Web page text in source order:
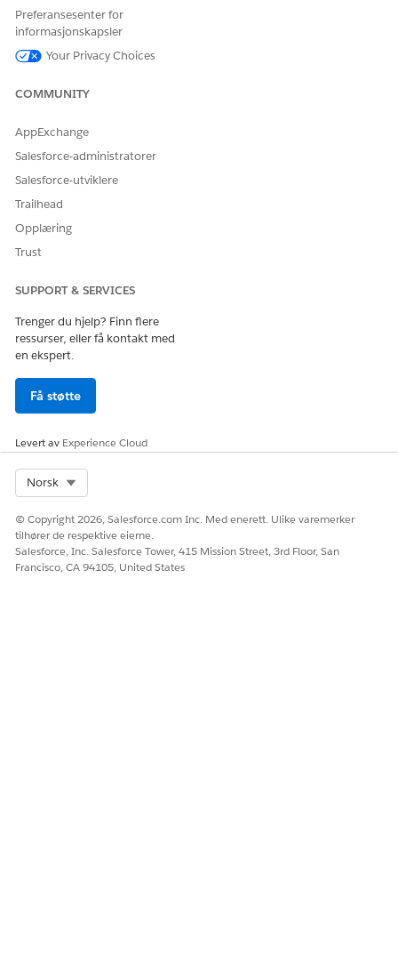
La oss få vite det slik at vi kan forbedre!
Preferansesenter for
informasjonskapsler
Your Privacy Choices
COMMUNITY
AppExchange
Salesforce-administratorer
Salesforce-utviklere
Trailhead
Opplæring
Trust
SUPPORT & SERVICES
Trenger du hjelp? Finn flere
ressurser, eller få kontakt med
en ekspert.
Få støtte
Levert av Experience Cloud
Norsk
© Copyright 2026, Salesforce.com Inc. Med enerett. Ulike varemerker
tilhører de respektive eierne.
Salesforce, Inc. Salesforce Tower, 415 Mission Street, 3rd Floor, San
Francisco, CA 94105, United States